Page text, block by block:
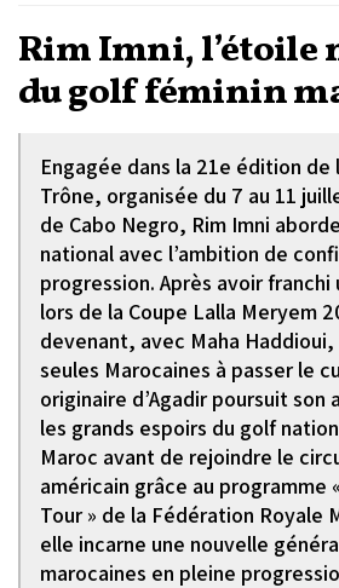
Rim Imni, l’étoile
du golf féminin
Engagée dans la 21e édition de
Trône, organisée du 7 au 11
de Cabo Negro, Rim Imni
national avec l’ambition de
progression. Après avoir franchi
lors de la Coupe Lalla Meryem
devenant, avec Maha Haddioui,
seules Marocaines à passer le
originaire d’Agadir poursuit son
les grands espoirs du golf
Maroc avant de rejoindre le
américain grâce au programme
Tour » de la Fédération Royale
elle incarne une nouvelle
marocaines en pleine